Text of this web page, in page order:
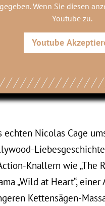
Wenn Sie diesen
Youtube zu.
Youtube
Nicolas Cage
Liebesgeschichte
Knallern wie „The
„Wild at Heart“,
Kettensägen-